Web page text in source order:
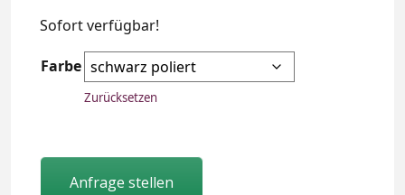
Sofort verfügbar!
Farbe
Zurücksetzen
Anfrage stellen